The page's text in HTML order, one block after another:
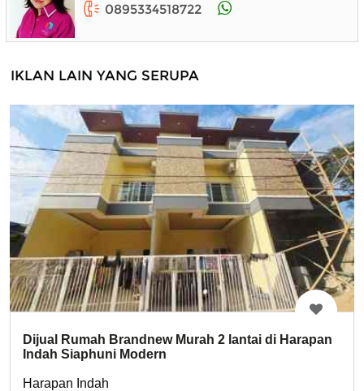
0895334518722
IKLAN LAIN YANG SERUPA
Dijual Rumah Brandnew Murah 2 lantai di Harapan
Indah Siaphuni Modern
Harapan Indah